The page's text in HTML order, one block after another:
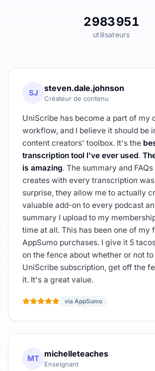
2 983 951
utilisateurs
SJ steven.dale.johnson
Créateur de contenu
UniScribe has become a part of my
workflow, and I believe it should be
content creators' toolbox. It's the
transcription tool I've ever used.
is amazing. The summary and
creates with every transcription
surprise, they allow me to actually
valuable add-on to every podcast
summary I upload to my
time at all. This has been one of my
AppSumo purchases. I give it 5
on the fence about whether or not
UniScribe subscription, get off the
it. It's a great value.
via AppSumo
MT michelleteaches
Enseignant